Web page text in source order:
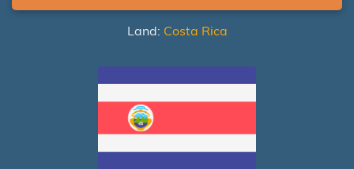
Land: Costa Rica